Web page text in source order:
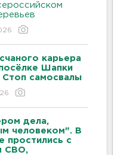
карьера
Шапки
Стоп самосвалы
дела,
человеком". В
простились с
СВО,